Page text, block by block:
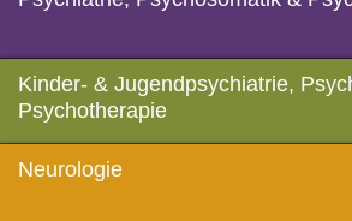
Kinder- & Jugendpsychiatrie,
Psychotherapie
Neurologie